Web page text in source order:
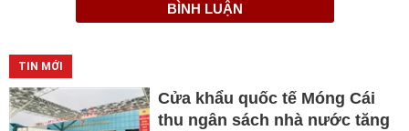
BÌNH LUẬN
TIN MỚI
Cửa khẩu quốc tế Móng Cái
thu ngân sách nhà nước tăng